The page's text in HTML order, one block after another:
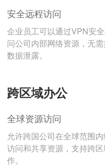
安全远程访问
企业员工可以通过VPN安
问公司内部网络资源，无
数据泄露。
跨区域办公
全球资源访问
允许跨国公司在全球范围
访问和共享资源，支持跨
作。